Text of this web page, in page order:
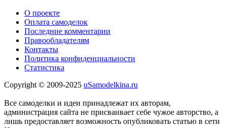
О проекте
Оплата самоделок
Последние комментарии
Правообладателям
Контакты
Политика конфиденциальности
Статистика
Copyright © 2009-2025 uSamodelkina.ru
Все самоделки и идеи принадлежат их авторам,
администрация сайта не присваивает себе чужое авторство, а
лишь предоставляет возможность опубликовать статью в сети